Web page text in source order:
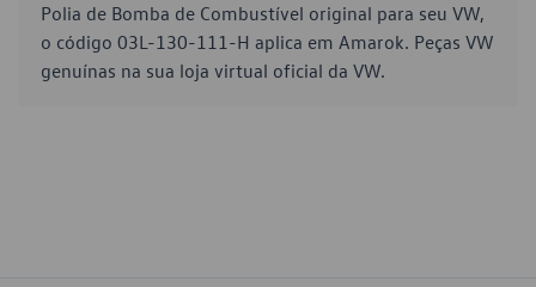
Polia de Bomba de Combustível original para seu VW,
o código 03L-130-111-H aplica em Amarok. Peças VW
genuínas na sua loja virtual oficial da VW.